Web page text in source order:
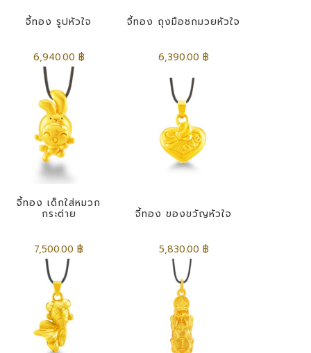
จี้ทอง รูปหัวใจ
6,940.00 ฿
จี้ทอง ถุงมือชกมวยหัวใจ
6,390.00 ฿
จี้ทอง เด็กใส่หมวก
กระต่าย
7,500.00 ฿
จี้ทอง ของขวัญหัวใจ
5,830.00 ฿